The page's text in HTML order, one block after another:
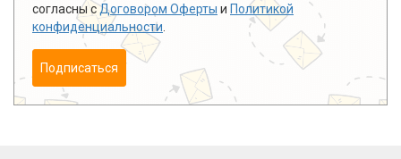
согласны сДоговором Оферты и Политикой
конфиденциальности
Подписаться